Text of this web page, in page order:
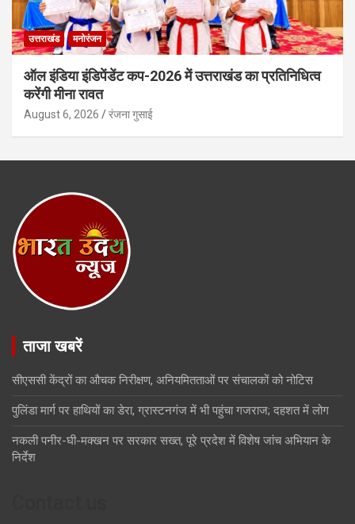
उत्तराखंड मनोरंजन
ऑल इंडिया इंडिपेंडेंट कप-2026 में उत्तराखंड का प्रतिनिधित्व
करेंगी मीना रावत
August 6, 2026 रंजना गुसाई
ताजा खबरें
सीएससी केंद्रों का औचक निरीक्षण, अनियमितताओं पर संचालकों को नोटिस
पुलिंडा मार्ग पर हाथियों का डेरा, ग्रास्टनगंज में भी पहुंचा गजराज; दहशत में लोग
नकली पनीर-घी-मक्खन पर सरकार सख्त, पूरे प्रदेश में विशेष जांच अभियान के
निर्देश